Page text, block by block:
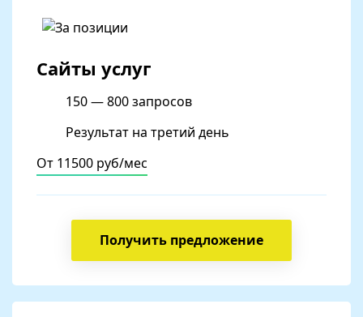
Сайты услуг
150 — 800 запросов
Результат на третий день
От 11500 руб/мес
Получить предложение